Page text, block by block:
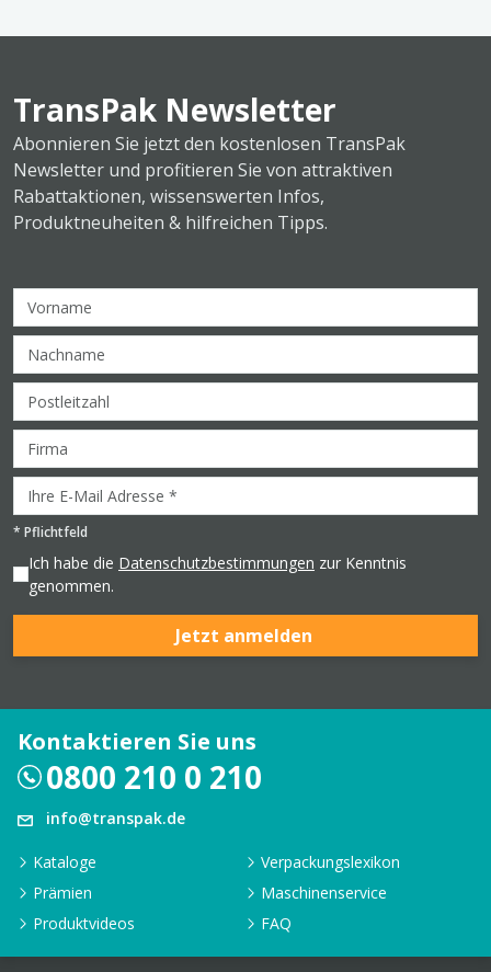
TransPak Newsletter
Abonnieren Sie jetzt den kostenlosen TransPak
Newsletter und profitieren Sie von attraktiven
Rabattaktionen, wissenswerten Infos,
Produktneuheiten & hilfreichen Tipps.
* Pflichtfeld
Ich habe die Datenschutzbestimmungen zur Kenntnis
genommen.
Jetzt anmelden
Kontaktieren Sie uns
0800 210 0 210
info@transpak.de
Kataloge
Verpackungslexikon
Prämien
Maschinenservice
Produktvideos
FAQ